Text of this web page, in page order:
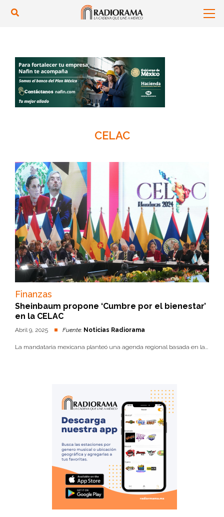
CELAC
Finanzas
Sheinbaum propone ‘Cumbre por el bienestar’
en la CELAC
Abril 9, 2025 Fuente: Noticias Radiorama
La mandataria mexicana planteó una agenda regional basada en la...